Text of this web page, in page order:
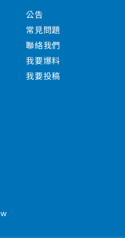
公告
常見問題
聯絡我們
我要爆料
我要投稿